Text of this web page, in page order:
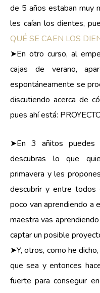
de 5 años estaban muy
les caían los dientes,
QUÉ SE CAEN LOS
➤En otro curso, al
cajas de verano,
espontáneamente se
discutiendo acerca de
pues ahí está:
➤En 3 añitos
descubras lo que
primavera y les
descubrir y entre todos
poco van aprendiendo a
maestra vas
captar un posible
➤Y, otros, como he
que sea y entonces
fuerte para conseguir